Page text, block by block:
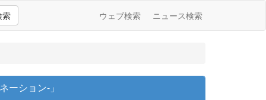
索 ウェブ検索 ニュース検索
ーション-」